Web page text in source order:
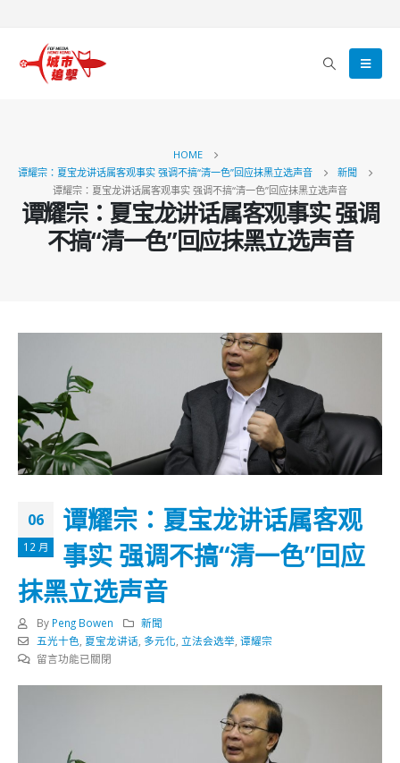
HOME
谭耀宗：夏宝龙讲话属客观事实 强调不搞“清一色”回应抹黑立选声音
新聞
谭耀宗：夏宝龙讲话属客观事实 强调不搞“清一色”回应抹黑立选声音
谭耀宗：夏宝龙讲话属客观事实 强调
不搞“清一色”回应抹黑立选声音
06
12 月
谭耀宗：夏宝龙讲话属客观
事实 强调不搞“清一色”回应
抹黑立选声音
By Peng Bowen
新聞
五光十色, 夏宝龙讲话, 多元化, 立法会选举, 谭耀宗
在
留言功能已關閉